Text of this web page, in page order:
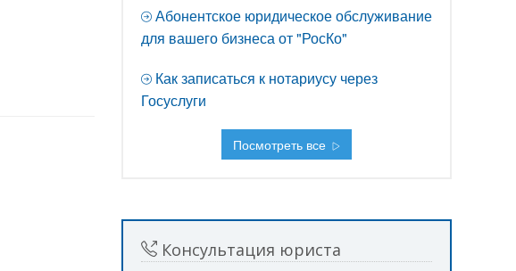
Абонентское юридическое обслуживание
для вашего бизнеса от "РосКо"
Как записаться к нотариусу через
Госуслуги
Посмотреть все
Консультация юриста